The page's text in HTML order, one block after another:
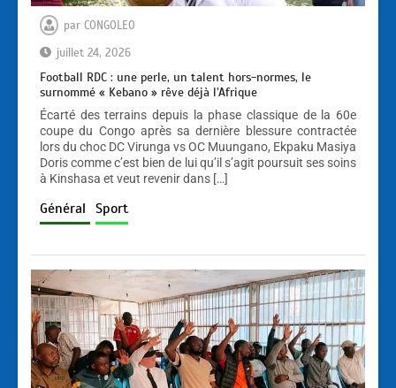
par CONGOLEO
juillet 24, 2026
Football RDC : une perle, un talent hors-normes, le
surnommé « Kebano » rêve déjà l’Afrique
Écarté des terrains depuis la phase classique de la 60e
coupe du Congo après sa dernière blessure contractée
lors du choc DC Virunga vs OC Muungano, Ekpaku Masiya
Doris comme c’est bien de lui qu’il s’agit poursuit ses soins
à Kinshasa et veut revenir dans […]
Général Sport